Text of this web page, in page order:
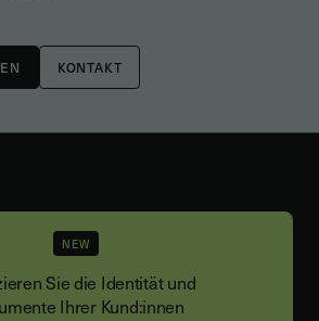
KONTAKT
NEW
Sie die Identität und
Ihrer Kund:innen